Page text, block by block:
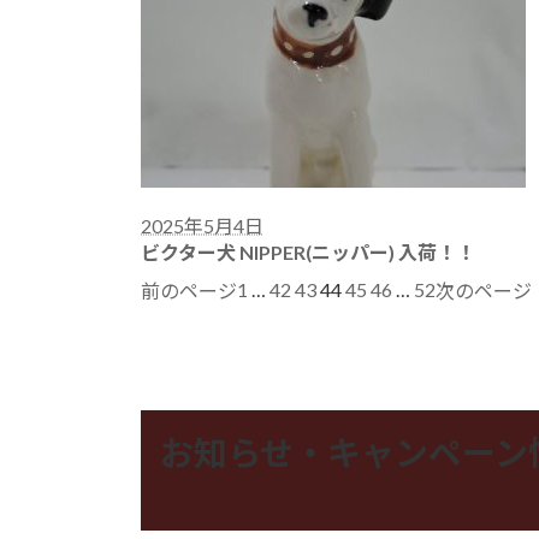
2025年5月4日
ビクター犬 NIPPER(ニッパー) 入荷！！
前のページ1 … 42 434445 46 … 52次のページ
お知らせ・キャンペーン